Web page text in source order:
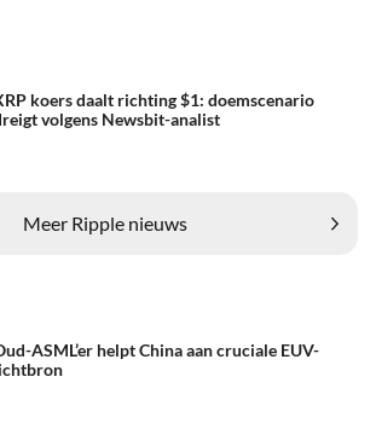
koers daalt richting $1: doemscenario
volgens Newsbit-analist
Meer Ripple nieuws
ASML’er helpt China aan cruciale EUV-